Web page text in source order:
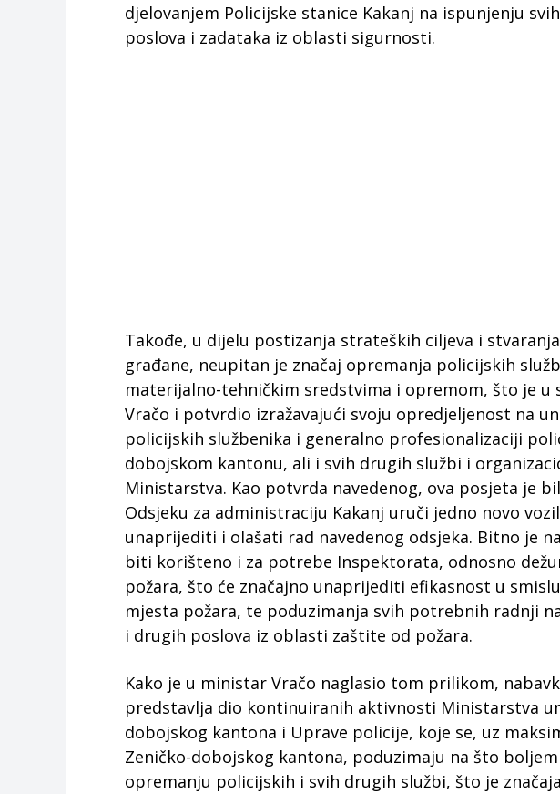
djelovanjem Policijske stanice Kakanj na ispunjenju
poslova i zadataka iz oblasti sigurnosti.
Takođe, u dijelu postizanja strateških ciljeva i
građane, neupitan je značaj opremanja policijskih
materijalno-tehničkim sredstvima i opremom, što je u
Vračo i potvrdio izražavajući svoju opredjeljenost na
policijskih službenika i generalno profesionalizaciji
dobojskom kantonu, ali i svih drugih službi i
Ministarstva. Kao potvrda navedenog, ova posjeta je
Odsjeku za administraciju Kakanj uruči jedno novo
unaprijediti i olašati rad navedenog odsjeka. Bitno je
biti korišteno i za potrebe Inspektorata, odnosno
požara, što će značajno unaprijediti efikasnost u
mjesta požara, te poduzimanja svih potrebnih radnji
i drugih poslova iz oblasti zaštite od požara.
Kako je u ministar Vračo naglasio tom prilikom,
predstavlja dio kontinuiranih aktivnosti Ministarstva
dobojskog kantona i Uprave policije, koje se, uz
Zeničko-dobojskog kantona, poduzimaju na što
opremanju policijskih i svih drugih službi, što je